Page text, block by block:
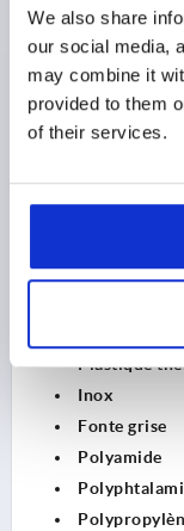
We also share
our social media,
may combine it
provided to them
of their services.
Matériaux
manutention
Pour la
utilise différents
éventail
de matériaux, en
polyamide
KIPP propose
matériaux
Plastique
Inox
Fonte grise
Polyamide